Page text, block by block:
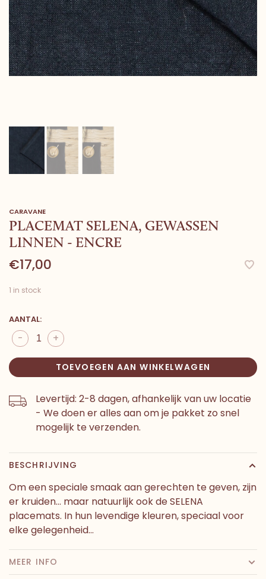
CARAVANE
PLACEMAT SELENA, GEWASSEN
LINNEN - ENCRE
€17,00
1 in stock
AANTAL:
+
-
TOEVOEGEN AAN WINKELWAGEN
Levertijd: 2-8 dagen, afhankelijk van uw locatie
- We doen er alles aan om je pakket zo snel
mogelijk te verzenden.
BESCHRIJVING
Om een speciale smaak aan gerechten te geven, zijn
er kruiden... maar natuurlijk ook de SELENA
placemats. In hun levendige kleuren, speciaal voor
elke gelegenheid...
MEER INFO